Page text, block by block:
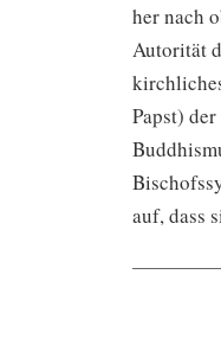
her nach
Autorität
Papst)
auf, dass